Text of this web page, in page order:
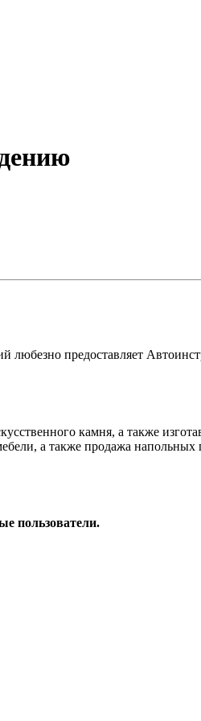
любезно предоставляет
камня, а также
мебели, а также продажа
пользователи.